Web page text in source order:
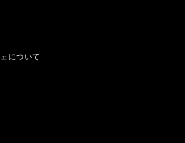
について